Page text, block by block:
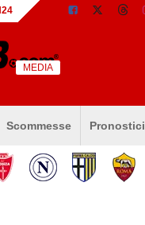
MEDIA
Scommesse Pronostici